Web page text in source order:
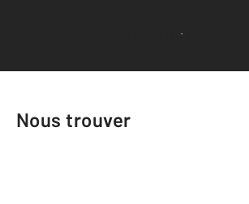
Voir tous les avis clients
Nous trouver